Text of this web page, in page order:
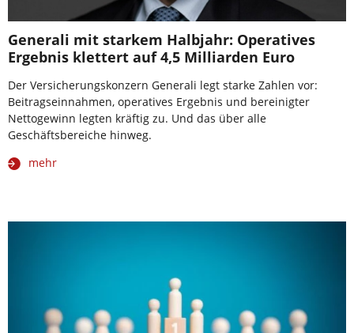
Generali mit starkem Halbjahr: Operatives
Ergebnis klettert auf 4,5 Milliarden Euro
Der Versicherungskonzern Generali legt starke Zahlen vor:
Beitragseinnahmen, operatives Ergebnis und bereinigter
Nettogewinn legten kräftig zu. Und das über alle
Geschäftsbereiche hinweg.
mehr